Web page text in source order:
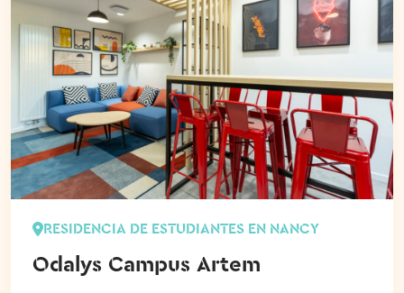
RESIDENCIA DE ESTUDIANTES EN NANCY
Odalys Campus Artem